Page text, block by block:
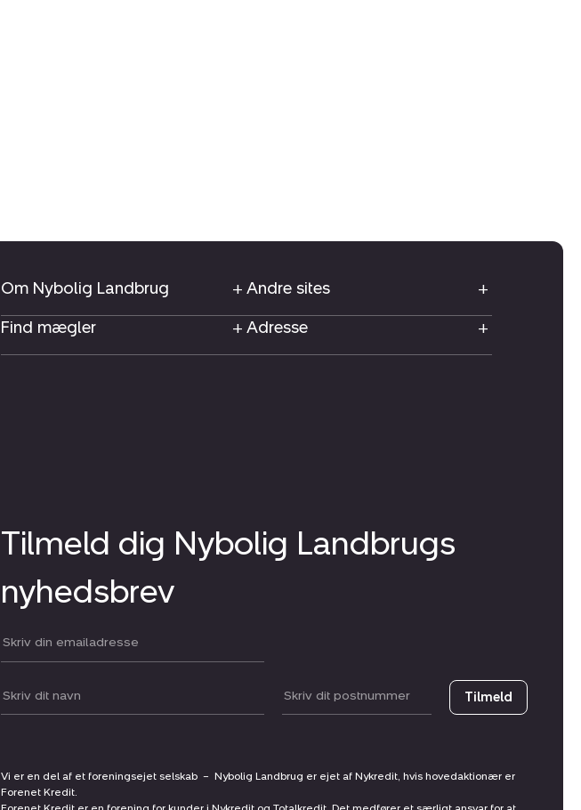
Om Nybolig Landbrug
Andre sites
Find mægler
Adresse
Tilmeld dig Nybolig Landbrugs
nyhedsbrev
Din email:
Dit navn: Postnummer Tilmeld
Vi er en del af et foreningsejet selskab – Nybolig Landbrug er ejet af Nykredit, hvis hovedaktionær er
Forenet Kredit.